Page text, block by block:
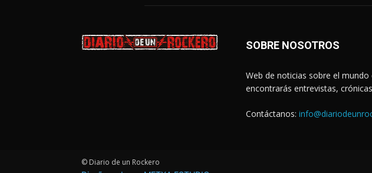
SOBRE NOSOTROS
Web de noticias sobre el
encontrarás entrevistas,
Contáctanos:
© Diario de un Rockero